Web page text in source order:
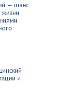
— шанс
жизни
и